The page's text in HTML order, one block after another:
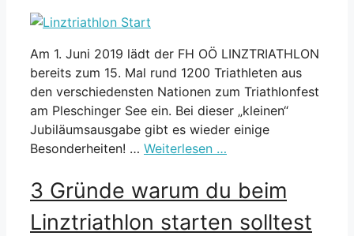
Am 1. Juni 2019 lädt der FH OÖ LINZTRIATHLON
bereits zum 15. Mal rund 1200 Triathleten aus
den verschiedensten Nationen zum Triathlonfest
am Pleschinger See ein. Bei dieser „kleinen“
Jubiläumsausgabe gibt es wieder einige
Besonderheiten! … Weiterlesen …
3 Gründe warum du beim
Linztriathlon starten solltest